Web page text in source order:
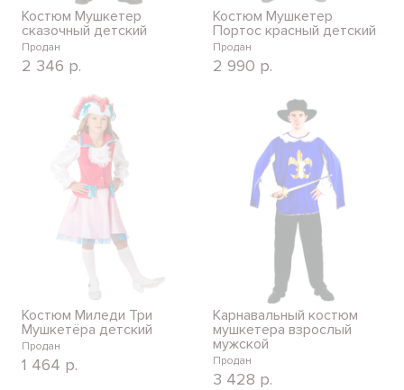
Костюм Мушкетер
сказочный детский
Продан
2 346 р.
Костюм Мушкетер
Портос красный детский
Продан
2 990 р.
Костюм Миледи Три
Мушкетёра детский
Продан
1 464 р.
Карнавальный костюм
мушкетера взрослый
мужской
Продан
3 428 р.